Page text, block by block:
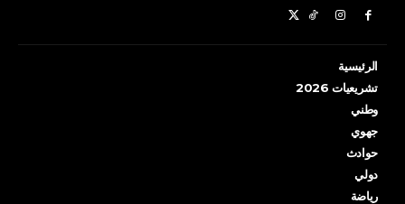
الرئيسية
تشريعيات 2026
وطني
جهوي
حوادث
دولي
رياضة